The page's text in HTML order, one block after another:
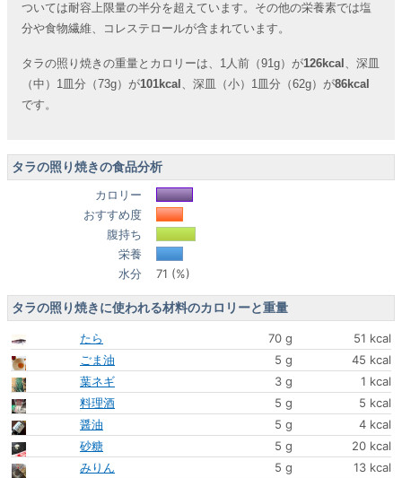
ついては耐容上限量の半分を超えています。その他の栄養素では塩
分や食物繊維、コレステロールが含まれています。
タラの照り焼きの重量とカロリーは、1人前（91g）が126kcal 、深皿
（中）1皿分（73g）が101kcal 、深皿（小）1皿分（62g）が86kcal
です。
タラの照り焼きの食品分析
カロリー
おすすめ度
腹持ち
栄養
水分
71 (%)
タラの照り焼きに使われる材料のカロリーと重量
たら 70 g
51 kcal
ごま油
5 g
45 kcal
葉ネギ
3 g
1 kcal
料理酒
5 g
5 kcal
醤油
5 g
4 kcal
砂糖
5 g
20 kcal
みりん
5 g 13 kcal